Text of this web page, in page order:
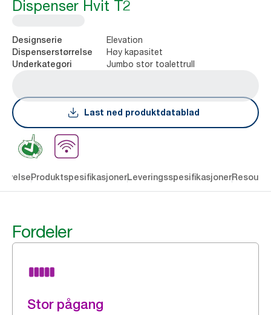
Dispenser Hvit T2
Designserie Elevation
Dispenserstørrelse Høy kapasitet
Underkategori Jumbo stor toalettrull
Last ned produktdatablad
ProduktspesifikasjonerLeveringsspesifikasjoner
Fordeler
Stor pågang